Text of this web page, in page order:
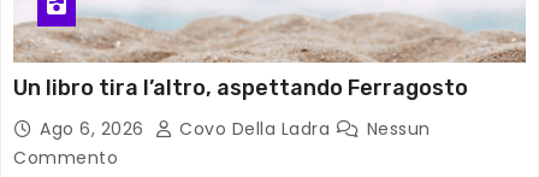
Un libro tira l’altro, aspettando Ferragosto
Ago 6, 2026 Covo Della Ladra
Nessun
Commento